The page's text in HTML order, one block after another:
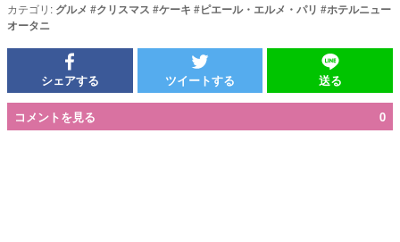
カテゴリ: グルメ #クリスマス #ケーキ #ピエール・エルメ・パリ #ホテルニュー
オータニ
シェアする ツイートする 送る
コメントを見る 0